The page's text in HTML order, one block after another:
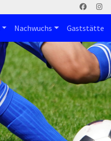
Nachwuchs Gaststätte